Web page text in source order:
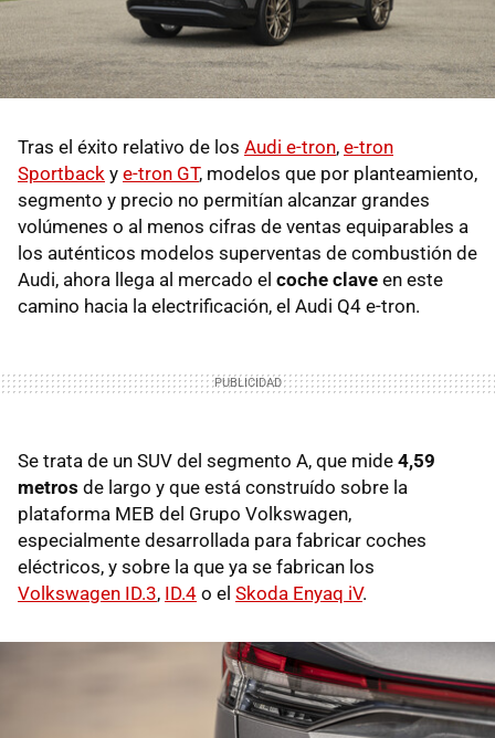
Tras el éxito relativo de los Audi e-tron, e-tron
Sportback y e-tron GT, modelos que por planteamiento,
segmento y precio no permitían alcanzar grandes
volúmenes o al menos cifras de ventas equiparables a
los auténticos modelos superventas de combustión de
Audi, ahora llega al mercado el coche clave en este
camino hacia la electrificación, el Audi Q4 e-tron.
Se trata de un SUV del segmento A, que mide 4,59
metros de largo y que está construído sobre la
plataforma MEB del Grupo Volkswagen,
especialmente desarrollada para fabricar coches
eléctricos, y sobre la que ya se fabrican los
Volkswagen ID.3, ID.4 o el Skoda Enyaq iV.